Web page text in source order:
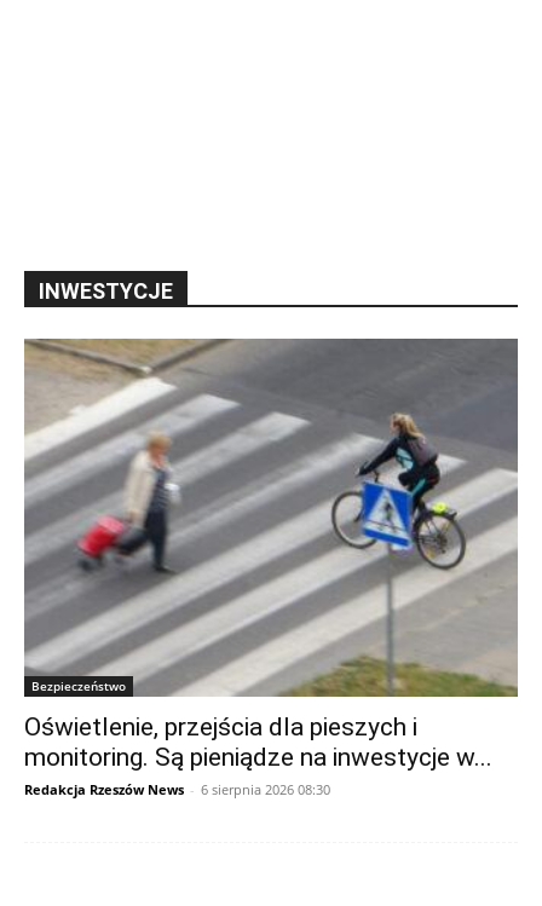
INWESTYCJE
Bezpieczeństwo
Oświetlenie, przejścia dla pieszych i
monitoring. Są pieniądze na inwestycje w...
Redakcja Rzeszów News - 6 sierpnia 2026 08:30